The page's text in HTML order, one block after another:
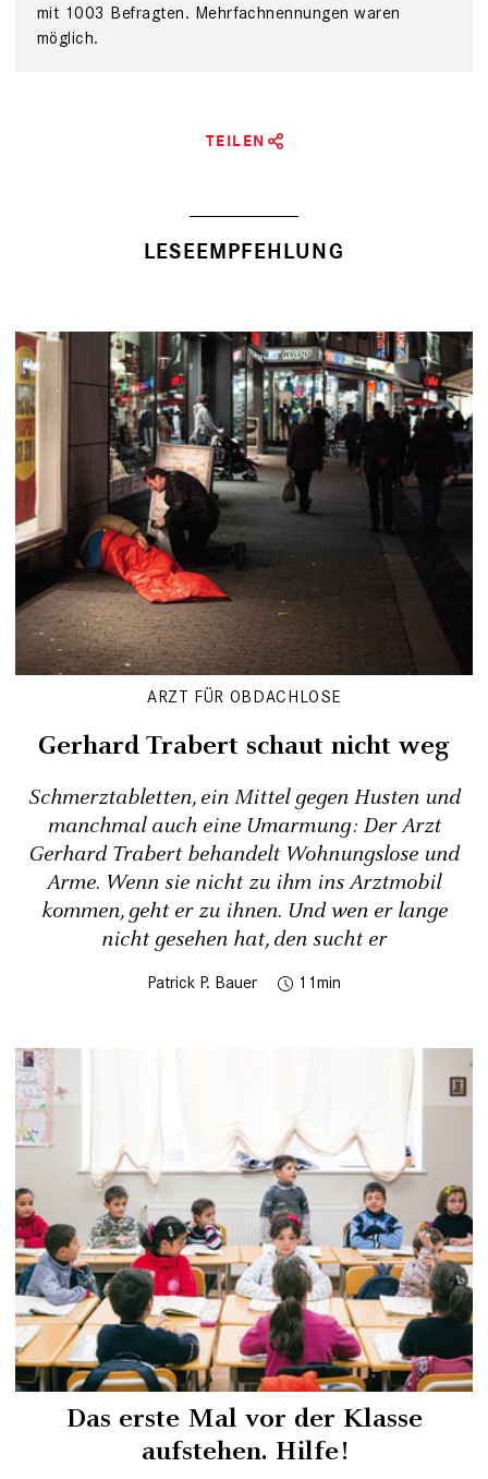
mit 1003 Befragten. Mehrfachnennungen waren
möglich.
TEILEN
LESEEMPFEHLUNG
ARZT FÜR OBDACHLOSE
Gerhard Trabert schaut nicht weg
Schmerztabletten, ein Mittel gegen Husten und
manchmal auch eine Umarmung: Der Arzt
Gerhard Trabert behandelt Wohnungslose und
Arme. Wenn sie nicht zu ihm ins Arztmobil
kommen, geht er zu ihnen. Und wen er lange
nicht gesehen hat, den sucht er
Patrick P. Bauer 11
Das erste Mal vor der Klasse
aufstehen. Hilfe!